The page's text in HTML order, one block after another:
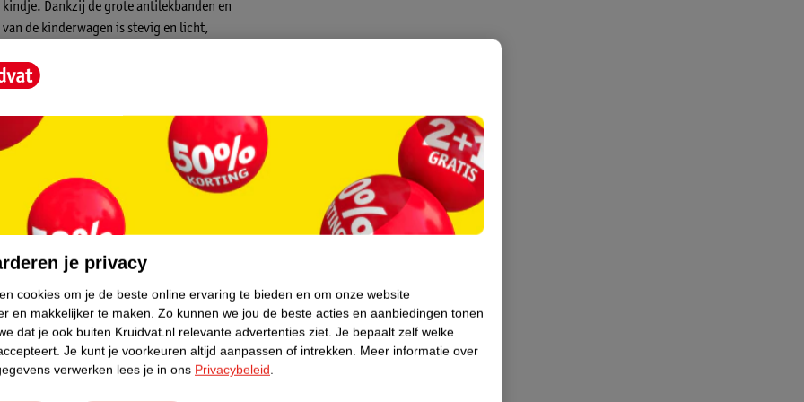
Dankzij de grote antilekbanden en
de kinderwagen is stevig en licht,
combinatie met de comfortabele reiswieg.
Dit zorgt voor optimale ventilatie in de
kan het zitje op het frame van de
de vloer tot aan de stoel) heeft een
groter wordt. De zitting is voorzien van
ultiem comfort en optimale
22 kg. De extra grote verlengbare
beschermd tegen het felle zonnetje,
je altijd even naar je kindje kijken.
extra lange creëren in de zitting.
flappen. Zo heb je altijd voldoende
natuurlijk ook om alle essentials voor
39 liter.
je privacy
cookies om je de beste online ervaring te bieden en om onze website
en makkelijker te maken. Zo kunnen we jou de beste acties en aanbiedingen tonen
dat je ook buiten Kruidvat.nl relevante advertenties ziet. Je bepaalt zelf welke
Je kunt je voorkeuren altijd aanpassen of intrekken. Meer informatie over
verwerken lees je in ons Privacybeleid.